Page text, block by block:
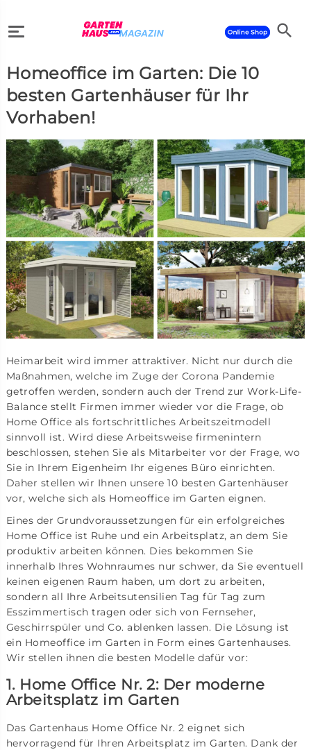
search
search
Homeoffice im Garten: Die 10
besten Gartenhäuser für Ihr
Vorhaben!
Heimarbeit wird immer attraktiver. Nicht nur durch die
Maßnahmen, welche im Zuge der Corona Pandemie
getroffen werden, sondern auch der Trend zur Work-Life-
Balance stellt Firmen immer wieder vor die Frage, ob
Home Office als fortschrittliches Arbeitszeitmodell
sinnvoll ist. Wird diese Arbeitsweise firmenintern
beschlossen, stehen Sie als Mitarbeiter vor der Frage, wo
Sie in Ihrem Eigenheim Ihr eigenes Büro einrichten.
Daher stellen wir Ihnen unsere 10 besten Gartenhäuser
vor, welche sich als Homeoffice im Garten eignen.
Eines der Grundvoraussetzungen für ein erfolgreiches
Home Office ist Ruhe und ein Arbeitsplatz, an dem Sie
produktiv arbeiten können. Dies bekommen Sie
innerhalb Ihres Wohnraumes nur schwer, da Sie eventuell
keinen eigenen Raum haben, um dort zu arbeiten,
sondern all Ihre Arbeitsutensilien Tag für Tag zum
Esszimmertisch tragen oder sich von Fernseher,
Geschirrspüler und Co. ablenken lassen. Die Lösung ist
ein Homeoffice im Garten in Form eines Gartenhauses.
Wir stellen ihnen die besten Modelle dafür vor:
1. Home Office Nr. 2: Der moderne
Arbeitsplatz im Garten
Das Gartenhaus Home Office Nr. 2 eignet sich
hervorragend für Ihren Arbeitsplatz im Garten. Dank der